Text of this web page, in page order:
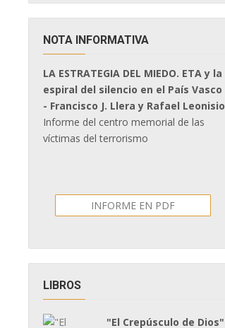
NOTA INFORMATIVA
LA ESTRATEGIA DEL MIEDO. ETA y la
espiral del silencio en el País Vasco
- Francisco J. Llera y Rafael Leonisio
Informe del centro memorial de las
víctimas del terrorismo
INFORME EN PDF
LIBROS
"El Crepúsculo de Dios"